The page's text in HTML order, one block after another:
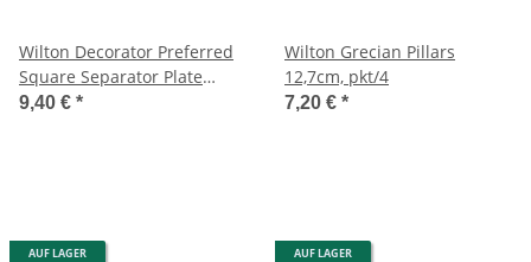
Wilton Decorator Preferred
Square Separator Plate
20cm
9,40 € *
Wilton Grecian Pillars
12,7cm, pkt/4
7,20 € *
AUF LAGER AUF LAGER